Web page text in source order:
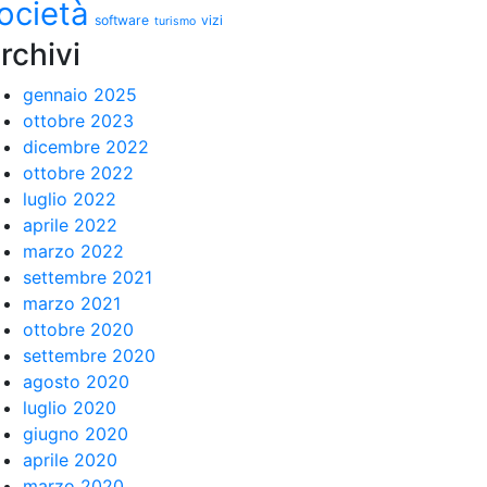
software turismo vizi
gennaio 2025
ottobre 2023
dicembre 2022
ottobre 2022
luglio 2022
aprile 2022
marzo 2022
settembre 2021
marzo 2021
ottobre 2020
settembre 2020
agosto 2020
luglio 2020
giugno 2020
aprile 2020